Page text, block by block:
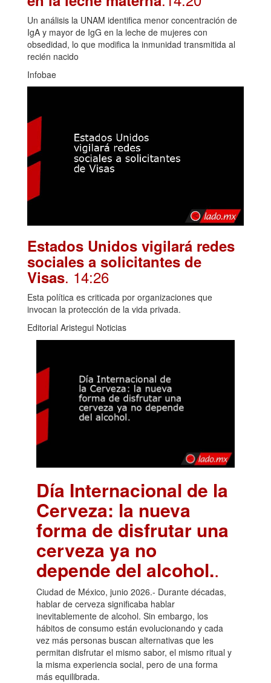
Un análisis la UNAM identifica menor concentración de
IgA y mayor de IgG en la leche de mujeres con
obsedidad, lo que modifica la inmunidad transmitida al
recién nacido
Infobae
Estados Unidos vigilará redes
sociales a solicitantes de
Visas. 14:26
Esta política es criticada por organizaciones que
invocan la protección de la vida privada.
Editorial Aristegui Noticias
Día Internacional de la
Cerveza: la nueva
forma de disfrutar una
cerveza ya no
depende del alcohol..
Ciudad de México, junio 2026.- Durante décadas,
hablar de cerveza significaba hablar
inevitablemente de alcohol. Sin embargo, los
hábitos de consumo están evolucionando y cada
vez más personas buscan alternativas que les
permitan disfrutar el mismo sabor, el mismo ritual y
la misma experiencia social, pero de una forma
más equilibrada.